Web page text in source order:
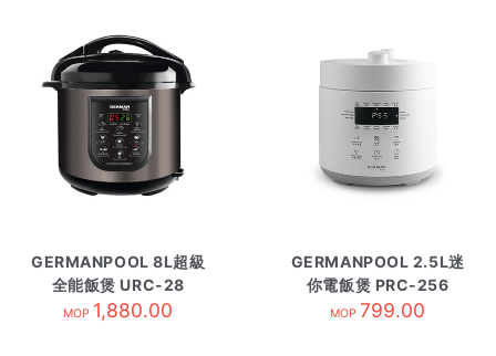
GERMANPOOL 8L超級
全能飯煲 URC-28
MOP 1,880.00
GERMANPOOL 2.5L迷
你電飯煲 PRC-256
MOP 799.00